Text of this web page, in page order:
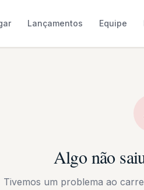
Lançamentos Equipe
Algo não
Tivemos um problema ao